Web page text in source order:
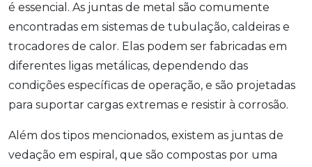
é essencial. As juntas de metal são comumente
encontradas em sistemas de tubulação, caldeiras e
trocadores de calor. Elas podem ser fabricadas em
diferentes ligas metálicas, dependendo das
condições específicas de operação, e são projetadas
para suportar cargas extremas e resistir à corrosão.
Além dos tipos mencionados, existem as juntas de
vedação em espiral, que são compostas por uma